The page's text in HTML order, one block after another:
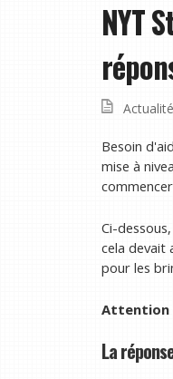
NYT
Actualité
Besoin
mise à
Ci-
cela devait
pour les
Attention
La